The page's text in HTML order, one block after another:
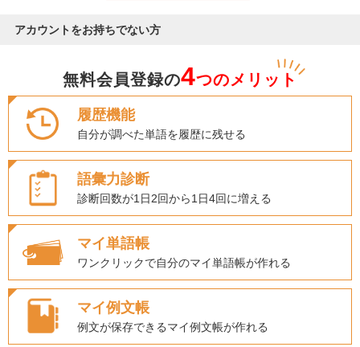
アカウントをお持ちでない方
無料会員登録の4つのメリット
履歴機能
自分が調べた単語を履歴に残せる
語彙力診断
診断回数が1日2回から1日4回に増える
マイ単語帳
ワンクリックで自分のマイ単語帳が作れる
マイ例文帳
例文が保存できるマイ例文帳が作れる